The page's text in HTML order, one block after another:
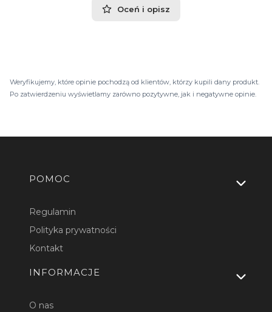
Oceń i opisz
Weryfikujemy, które opinie pochodzą od klientów, którzy kupili dany produkt.
Po zatwierdzeniu wyświetlamy zarówno pozytywne, jak i negatywne opinie.
Linki w stopce
POMOC
Regulamin
Polityka prywatności
Kontakt
INFORMACJE
O nas